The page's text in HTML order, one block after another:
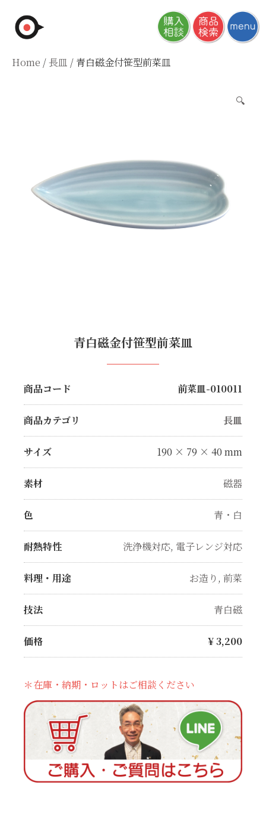
Home /長皿 / 青白磁金付笹型前菜皿
🔍
青白磁金付笹型前菜皿
商品コード 前菜皿-010011
商品カテゴリ 長皿
サイズ 190 × 79 × 40 mm
素材 磁器
色 青・白
耐熱特性 洗浄機対応, 電子レンジ対応
料理・用途 お造り , 前菜
技法 青白磁
価格 ¥3,200
＊在庫・納期・ロットはご相談ください